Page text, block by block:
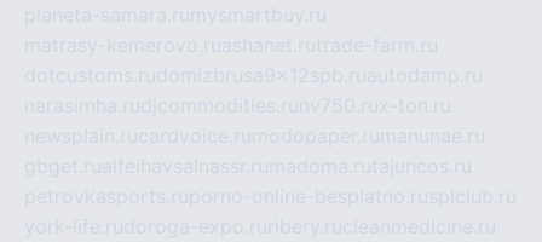
planeta-samara.ru mysmartbuy.ru
matrasy-kemerovo.ruashanet.rutrade-farm.ru
dotcustoms.rudomizbrusa9x12spb.ruautodamp.ru
narasimha.rudjcommodities.ru nv750.rux-ton.ru
newsplain.rucardvoice.ru modopaper.ru manunae.ru
gbget.rualfeihavsalnassr.ru madoma.rutajuncos.ru
petrovkasports.ruporno-online-besplatno.rusplclub.ru
york-life.rudoroga-expo.ru ribery.rucleanmedicine.ru